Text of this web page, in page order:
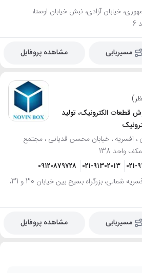
6، محله جمهوری، خیابان آزادی، نبش خیابان اوستا،
مسیریابی مشاهده پروفایل
قطعات الکترونیک، تولید
، افسریه ، خیابان محسن قدیانی ، مجتمع
واحد 138
021-
021-91302013
09120879728
تهران، منطقه 15، محله افسریه شمالی، بزرگراه بسیح بین خیابان 30 و 31،
مسیریابی مشاهده پروفایل